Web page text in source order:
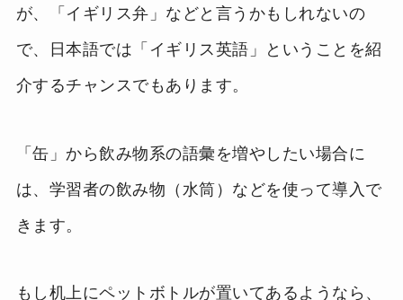
が、「イギリス弁」などと言うかもしれないの
で、日本語では「イギリス英語」ということを紹
介するチャンスでもあります。
「缶」から飲み物系の語彙を増やしたい場合に
は、学習者の飲み物（水筒）などを使って導入で
きます。
もし机上にペットボトルが置いてあるようなら、